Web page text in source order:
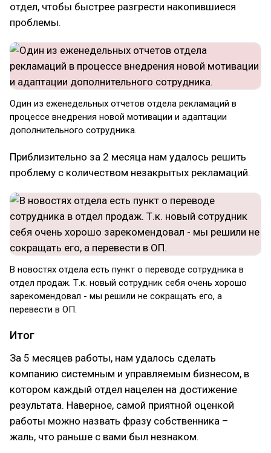
отдел, чтобы быстрее разгрести накопившиеся
проблемы.
Один из еженедельных отчетов отдела рекламаций в
процессе внедрения новой мотивации и адаптации
дополнительного сотрудника.
Приблизительно за 2 месяца нам удалось решить
проблему с количеством незакрытых рекламаций.
В новостях отдела есть пункт о переводе сотрудника в
отдел продаж. Т.к. новый сотрудник себя очень хорошо
зарекомендовал - мы решили не сокращать его, а
перевести в ОП.
Итог
За 5 месяцев работы, нам удалось сделать
компанию системным и управляемым бизнесом, в
котором каждый отдел нацелен на достижение
результата. Наверное, самой приятной оценкой
работы можно назвать фразу собственника –
жаль, что раньше с вами был незнаком.